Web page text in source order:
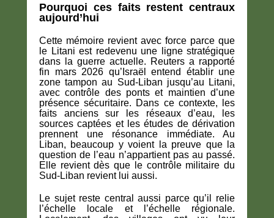
Pourquoi ces faits restent centraux
aujourd’hui
Cette mémoire revient avec force parce que
le Litani est redevenu une ligne stratégique
dans la guerre actuelle. Reuters a rapporté
fin mars 2026 qu’Israël entend établir une
zone tampon au Sud-Liban jusqu’au Litani,
avec contrôle des ponts et maintien d’une
présence sécuritaire. Dans ce contexte, les
faits anciens sur les réseaux d’eau, les
sources captées et les études de dérivation
prennent une résonance immédiate. Au
Liban, beaucoup y voient la preuve que la
question de l’eau n’appartient pas au passé.
Elle revient dès que le contrôle militaire du
Sud-Liban revient lui aussi.
Le sujet reste central aussi parce qu’il relie
l’échelle locale et l’échelle régionale.